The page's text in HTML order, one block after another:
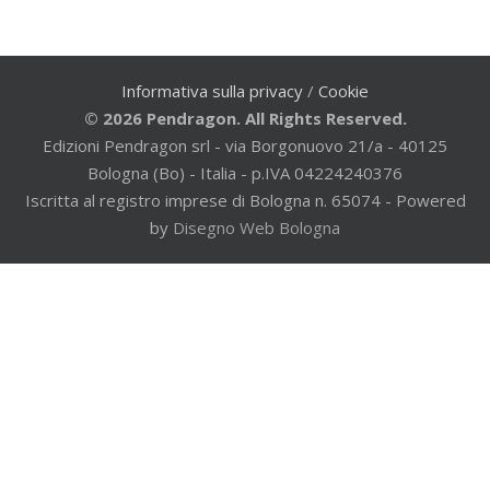
Informativa sulla privacy / Cookie
© 2026 Pendragon. All Rights Reserved.
Edizioni Pendragon srl - via Borgonuovo 21/a - 40125
Bologna (Bo) - Italia - p.IVA 04224240376
Iscritta al registro imprese di Bologna n. 65074 - Powered
by Disegno Web Bologna